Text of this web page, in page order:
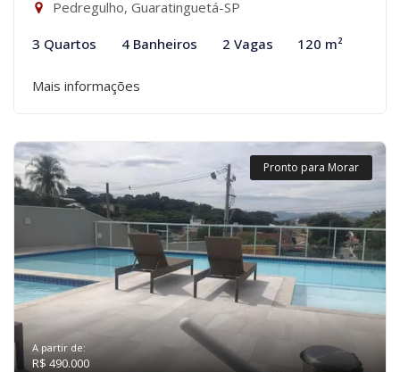
Pedregulho, Guaratinguetá-SP
3 Quartos 4 Banheiros 2 Vagas 120 m²
Mais informações
Pronto para Morar
A partir de:
R$ 490.000